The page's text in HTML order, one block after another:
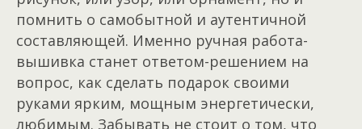
помнить о самобытной и аутентичной
составляющей. Именно ручная работа-
вышивка станет ответом-решением на
вопрос, как сделать подарок своими
руками ярким, мощным энергетически,
любимым. Забывать не стоит о том, что